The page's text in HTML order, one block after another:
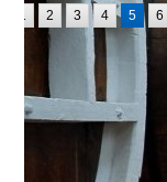
1 2 3 4 5 6